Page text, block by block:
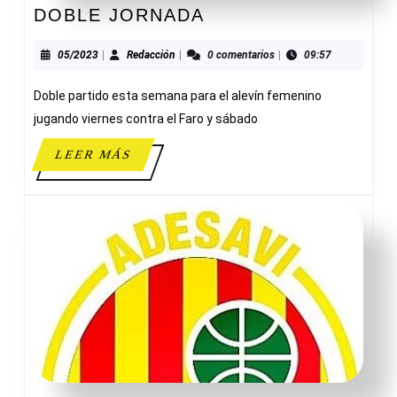
DOBLE JORNADA
05/202305/2023
| Redacción Redacción
| 0 comentarios | 09:57
Doble partido esta semana para el alevín femenino
jugando viernes contra el Faro y sábado
LEER MÁSLEER
MÁS